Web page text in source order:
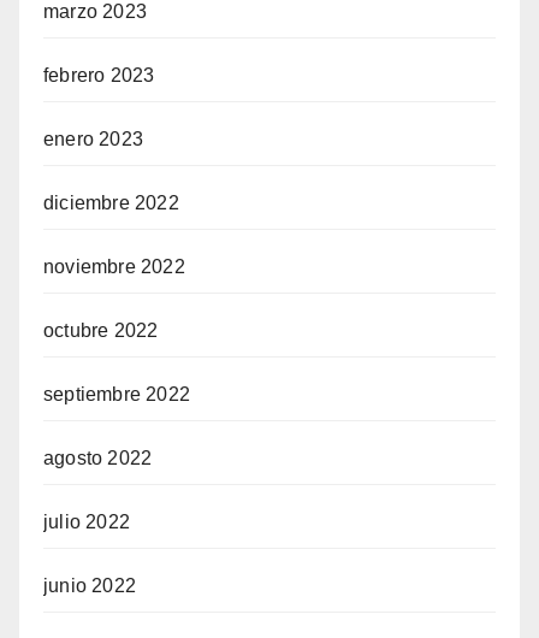
marzo 2023
febrero 2023
enero 2023
diciembre 2022
noviembre 2022
octubre 2022
septiembre 2022
agosto 2022
julio 2022
junio 2022